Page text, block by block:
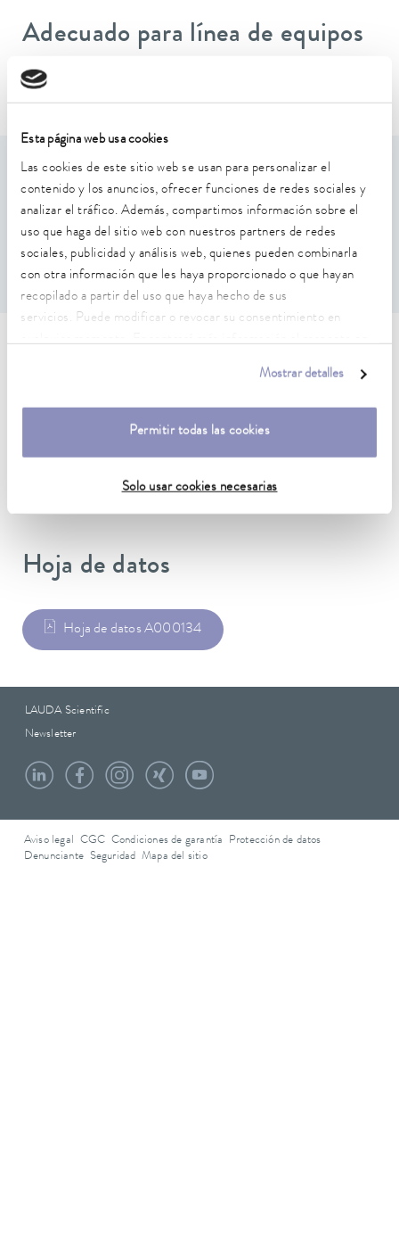
Esta página web usa cookies
Las cookies de este sitio web se usan para personalizar el
contenido y los anuncios, ofrecer funciones de redes sociales y
analizar el tráfico. Además, compartimos información sobre el
uso que haga del sitio web con nuestros partners de redes
sociales, publicidad y análisis web, quienes pueden combinarla
con otra información que les haya proporcionado o que hayan
recopilado a partir del uso que haya hecho de sus
servicios. Puede modificar o revocar su consentimiento en
Mostrar detalles
Permitir todas las cookies
Solo usar cookies necesarias
Adecuado para línea de equipos
Puridest
Características de rendimiento
Cartucho de repuesto para prefiltro A000133 y juego de
filtros A000135
El relleno del prefiltro debe reemplazarse cada seis meses
Hoja de datos
Hoja de datos A000134
LAUDA Scientific
Newsletter
Aviso legal CGC Condiciones de garantía
Protección de datos
Denunciante Seguridad Mapa del sitio